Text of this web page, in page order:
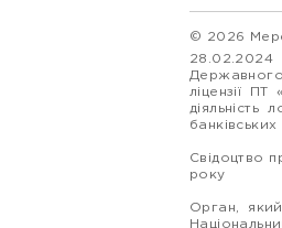
© 2026
ліцензії
Свідоцтво
року
Орган,